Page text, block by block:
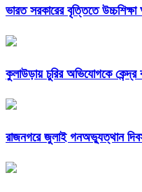
ভারত সরকারের বৃত্তিতে উচ্চশিক্ষা
কুলাউড়ায় চুরির অভিযোগকে
রাজনগরে জুলাই গনঅভ্যুত্থান